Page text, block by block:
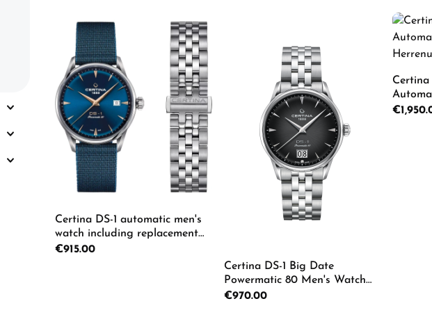
Product Quantity: Enter the desired amount or
Product Quantity: Enter
Certina DS-1 automatic men's
watch including replacement
bracelet C029.807.11.041.02
Regular price:
€915.00
Product Quantity: Enter the desired amount or
Certina DS-1 Big Date
Powermatic 80 Men's Watch
C029.426.11.051.00
Regular price:
€970.00
Certina
Regular